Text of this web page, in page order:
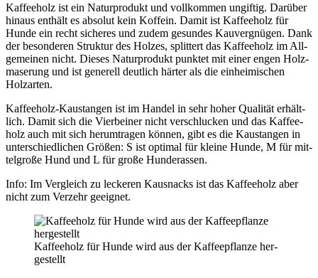
Kaf­fee­holz ist ein Natur­pro­dukt und voll­kom­men ungif­tig. Dar­über
hin­aus ent­hält es abso­lut kein Kof­fe­in. Damit ist Kaf­fee­holz für
Hun­de ein recht siche­res und zudem gesun­des Kau­ver­gnü­gen. Dank
der beson­de­ren Struk­tur des Hol­zes, split­tert das Kaf­fee­holz im All­
ge­mei­nen nicht. Die­ses Natur­pro­dukt punk­tet mit einer engen Holz­
ma­se­rung und ist gene­rell deut­lich här­ter als die ein­hei­mi­schen
Holz­ar­ten.
Kaf­fee­holz-Kaustan­gen ist im Han­del in sehr hoher Qua­li­tät erhält­
lich. Damit sich die Vier­bei­ner nicht ver­schlu­cken und das Kaf­fee­
holz auch mit sich her­um­tra­gen kön­nen, gibt es die Kaustan­gen in
unter­schied­li­chen Grö­ßen: S ist opti­mal für klei­ne Hun­de, M für mit­
tel­gro­ße Hund und L für gro­ße Hun­de­ras­sen.
Info: Im Ver­gleich zu lecke­ren Kaus­nacks ist das Kaf­fee­holz aber
nicht zum Ver­zehr geeig­net.
Kaf­fee­holz für Hun­de wird aus der Kaf­fee­pflan­ze her­
ge­stellt